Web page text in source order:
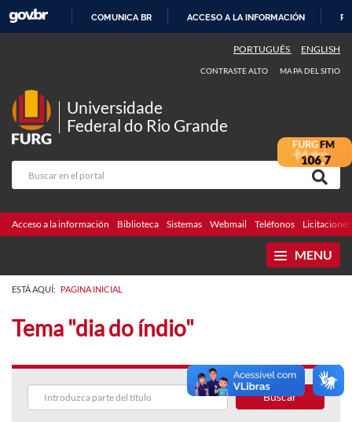
CONTENIDO
COMUNICA BR ACCESO A LA INFORMACIÓN
PORTUGUÊS ENGLISH
CONTRASTE ALTO MAPA DEL SITIO
Universidade
Federal do Rio Grande
Acceso a la información Biblioteca Sistemas Webmail Teléfonos Licitaciones
MENU
ESTÁ AQUÍ: PAGINA INICIAL
Tema "dia do índio"
Buscar